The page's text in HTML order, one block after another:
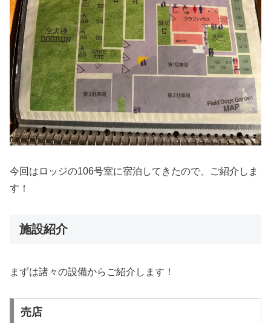
今回はロッジの106号室に宿泊してきたので、ご紹介しま
す！
施設紹介
まずは諸々の設備からご紹介します！
売店